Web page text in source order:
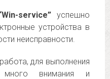
service” успешно
устройства в
неисправности.
для выполнения
много внимания и